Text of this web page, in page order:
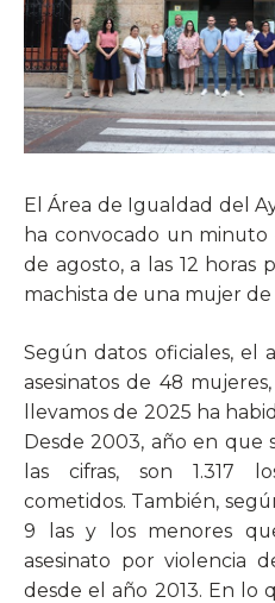
El Área de Igualdad del
ha convocado un minuto
de agosto, a las 12 horas
machista de una mujer de
Según datos oficiales, el
asesinatos de 48
llevamos de 2025 ha
Desde 2003, año en que
las cifras, son 1.317
cometidos. También,
9 las y los menores
asesinato por violencia
desde el año 2013. En lo